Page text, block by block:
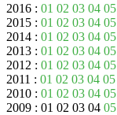
2016 : 01 02 03 04 05
2015 : 01 02 03 04 05
2014 : 01 02 03 04 05
2013 : 01 02 03 04 05
2012 : 01 02 03 04 05
2011 : 01 02 03 04 05
2010 : 01 02 03 04 05
2009 : 01 02 03 04 05